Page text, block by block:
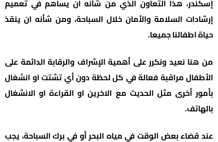
إسكندر، هذا التعاون الذي من شأنه ان يساهم في تعميم
إرشادات السلامة والأمان خلال السباحة، ومن شأنه ان ينقذ
حياة اطفالنا جميعا.
من هنا نعيد ونكرر على أهمية الإشراف والرقابة الدائمة على
الأطفال مراقبة فعالة في كل لحظة دون أي تشتت او انشغال
بأمور أخرى مثل الحديث مع الاخرين او القراءة او الانشغال
بالهاتف.
عند قضاء بعض الوقت في مياه البحر أو في برك السباحة، يجب